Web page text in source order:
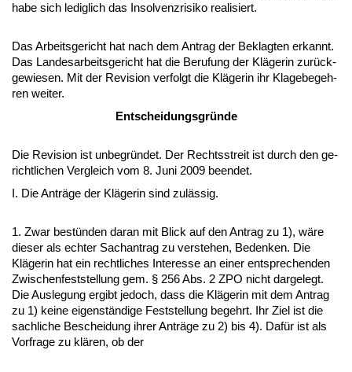
ha­be sich le­dig­lich das In­sol­venz­ri­si­ko rea­li­siert.
Das Ar­beits­ge­richt hat nach dem An­trag der Be­klag­ten er­kannt.
Das Lan­des­ar­beits­ge­richt hat die Be­ru­fung der Kläge­rin zurück­
ge­wie­sen. Mit der Re­vi­si­on ver­folgt die Kläge­rin ihr Kla­ge­be­geh­
ren wei­ter.
Ent­schei­dungs­gründe
Die Re­vi­si­on ist un­be­gründet. Der Rechts­streit ist durch den ge­
richt­li­chen Ver­gleich vom 8. Ju­ni 2009 be­en­det.
I. Die Anträge der Kläge­rin sind zulässig.
1. Zwar bestünden dar­an mit Blick auf den An­trag zu 1), wäre
die­ser als ech­ter Sach­an­trag zu ver­ste­hen, Be­den­ken. Die
Kläge­rin hat ein recht­li­ches In­ter­es­se an ei­ner ent­spre­chen­den
Zwi­schen­fest­stel­lung gem. § 256 Abs. 2 ZPO nicht dar­ge­legt.
Die Aus­le­gung er­gibt je­doch, dass die Kläge­rin mit dem An­trag
zu 1) kei­ne ei­genständi­ge Fest­stel­lung be­gehrt. Ihr Ziel ist die
sach­li­che Be­schei­dung ih­rer Anträge zu 2) bis 4). Dafür ist als
Vor­fra­ge zu klären, ob der